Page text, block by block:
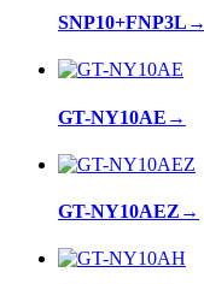
SNP10+FNP3L →
GT-NY10AE →
GT-NY10AEZ →